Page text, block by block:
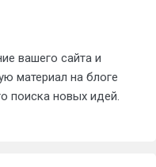
вашего сайта и
материал на блоге
поиска новых идей.